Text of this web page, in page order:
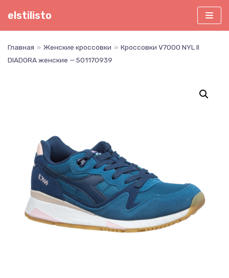
Перейти
elstilisto
Главная » Женские кроссовки » Кроссовки V7000 NYL II
DIADORA женские — 501170939